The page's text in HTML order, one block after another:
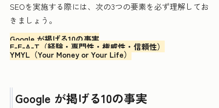
SEOを実施する際には、次の3つの要素を必ず理解してお
きましょう。
Google が掲げる10の事実
E-E-A-T（経験・専門性・権威性・信頼性）
YMYL（Your Money or Your Life）
Google が掲げる10の事実